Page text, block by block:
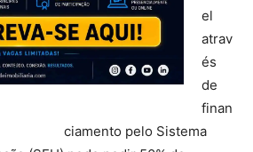
el
atrav
és
de
finan
ciamento pelo Sistema